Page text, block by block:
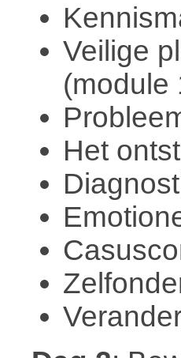
Veilige
(module
Het